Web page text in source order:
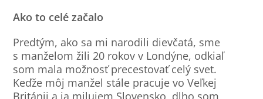
Ako to celé začalo
Predtým, ako sa mi narodili dievčatá, sme
s manželom žili 20 rokov v Londýne, odkiaľ
som mala možnosť precestovať celý svet.
Keďže môj manžel stále pracuje vo Veľkej
Británii a ja milujem Slovensko, dlho som